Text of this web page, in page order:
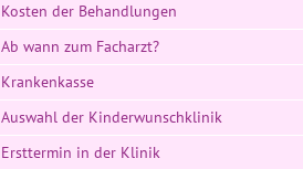
Kosten der Behandlungen
Ab wann zum Facharzt?
Krankenkasse
Auswahl der Kinderwunschklinik
Ersttermin in der Klinik